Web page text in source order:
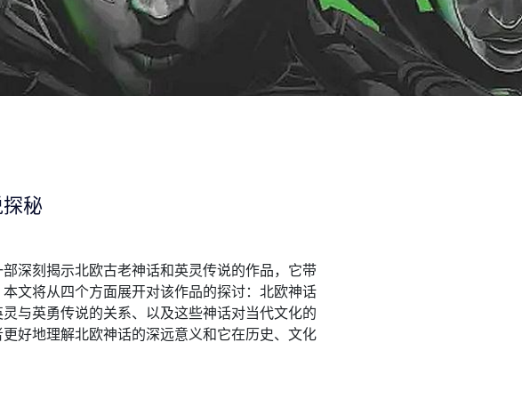
秘
深刻揭示北欧古老神话和英灵传说的作品，它带
文将从四个方面展开对该作品的探讨：北欧神话
与英勇传说的关系、以及这些神话对当代文化的
好地理解北欧神话的深远意义和它在历史、文化